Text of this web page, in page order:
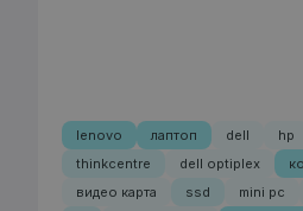
lenovo лаптоп dell hp
thinkcentre
dell optiplex
видео карта
ssd mini pc